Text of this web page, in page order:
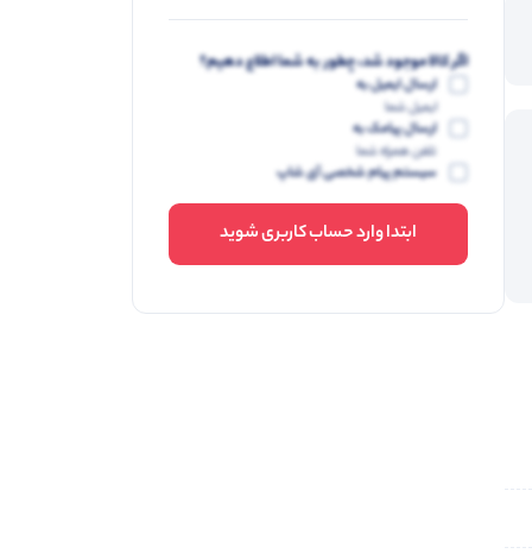
اگر کالا موجود شد، چطور به شما اطلاع دهیم؟
ارسال ایمیل به
ایمیل شما
ارسال پیامک به
تلفن همراه شما
سیستم پیام شخصی آی شاپ
ابتدا وارد حساب کاربری شوید